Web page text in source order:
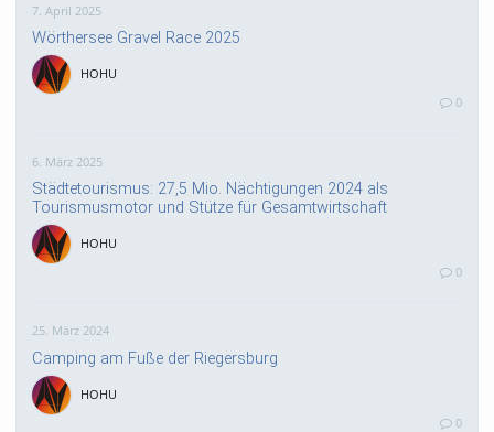
7. April 2025
Wörthersee Gravel Race 2025
HOHU
0
6. März 2025
Städtetourismus: 27,5 Mio. Nächtigungen 2024 als
Tourismusmotor und Stütze für Gesamtwirtschaft
HOHU
0
25. März 2024
Camping am Fuße der Riegersburg
HOHU
0